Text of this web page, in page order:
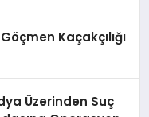
Kaçakçılığı
Üzerinden Suç